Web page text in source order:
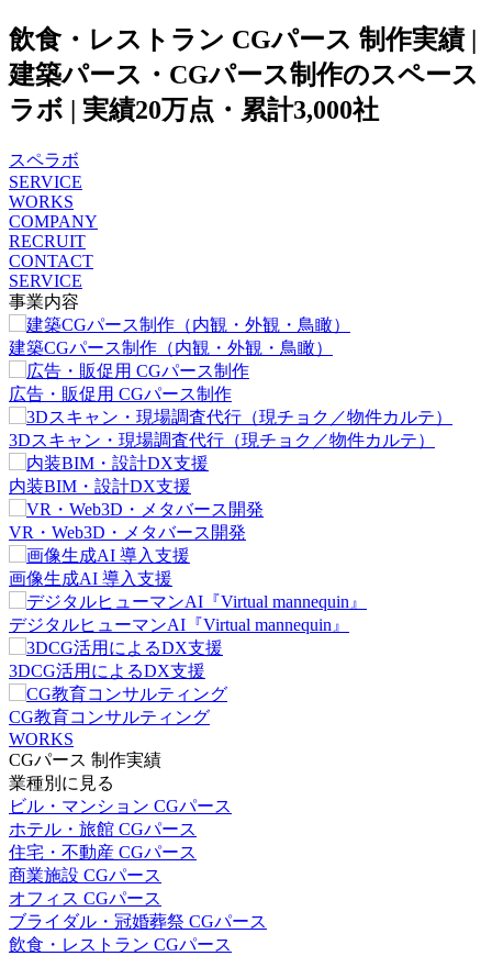
飲食・レストラン CGパース 制作実績 |
建築パース・CGパース制作のスペース
ラボ | 実績20万点・累計3,000社
スペラボ
SERVICE
WORKS
COMPANY
RECRUIT
CONTACT
SERVICE
事業内容
建築CGパース制作（内観・外観・鳥瞰）
広告・販促用 CGパース制作
3Dスキャン・現場調査代行（現チョク／物件カルテ）
内装BIM・設計DX支援
VR・Web3D・メタバース開発
画像生成AI 導入支援
デジタルヒューマンAI『Virtual mannequin』
3DCG活用によるDX支援
CG教育コンサルティング
WORKS
CGパース 制作実績
業種別に見る
ビル・マンション CGパース
ホテル・旅館 CGパース
住宅・不動産 CGパース
商業施設 CGパース
オフィス CGパース
ブライダル・冠婚葬祭 CGパース
飲食・レストラン CGパース